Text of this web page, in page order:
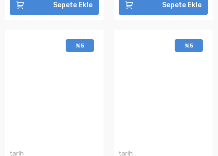
Sepete Ekle Sepete Ekle
%5
tarih
%5
tarih